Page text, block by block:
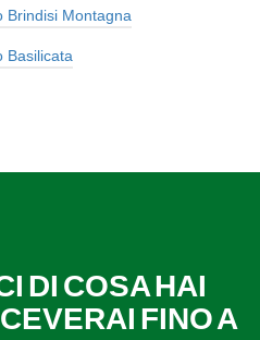
Brindisi Montagna
Basilicata
DI COSA HAI
FINO A